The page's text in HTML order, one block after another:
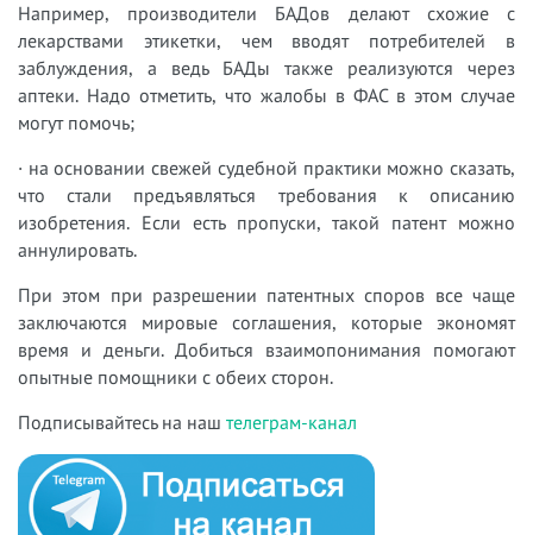
Например, производители БАДов делают схожие с
лекарствами этикетки, чем вводят потребителей в
заблуждения, а ведь БАДы также реализуются через
аптеки. Надо отметить, что жалобы в ФАС в этом случае
могут помочь;
· на основании свежей судебной практики можно сказать,
что стали предъявляться требования к описанию
изобретения. Если есть пропуски, такой патент можно
аннулировать.
При этом при разрешении патентных споров все чаще
заключаются мировые соглашения, которые экономят
время и деньги. Добиться взаимопонимания помогают
опытные помощники с обеих сторон.
Подписывайтесь на наш телеграм-канал